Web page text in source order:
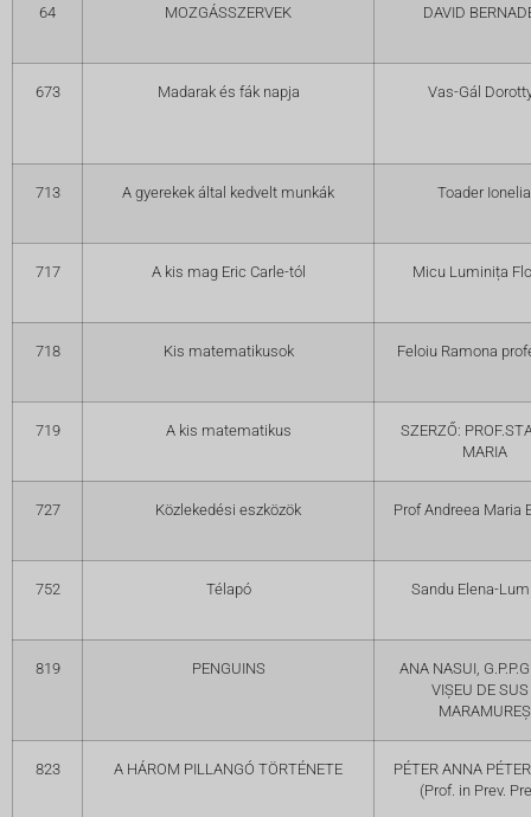
64 MOZGÁSSZERVEK DAVID
673 Madarak és fák napja Vas-Gál
713 A gyerekek által kedvelt munkák Toader Ionelia
717 A kis mag Eric Carle-tól Micu Luminița
718 Kis matematikusok Feloiu Ramona
719 A kis matematikus
SZERZŐ:
MARIA
727 Közlekedési eszközök Prof Andreea Maria
752 Télapó Sandu Elena-
819 PENGUINS
ANA NASUI,
VIȘEU DE
MARAMUREȘ
823 A HÁROM PILLANGÓ TÖRTÉNETE
PÉTER ANNA
(Prof. in Prev.